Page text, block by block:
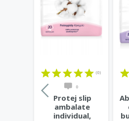
(0)
0
Protej slip
ambalate
individual,